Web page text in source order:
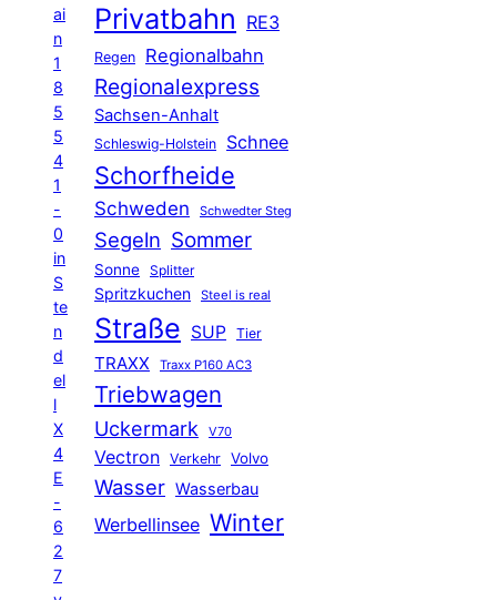
ai
n
1
8
5
5
4
1
-
0
in
S
te
n
d
el
l
X
4
E
-
6
2
7
Privatbahn RE3
Regen Regionalbahn
Regionalexpress
Sachsen-Anhalt
Schleswig-Holstein Schnee
Schorfheide
Schweden Schwedter Steg
Segeln Sommer
Sonne Splitter
Spritzkuchen Steel is real
Straße SUP Tier
TRAXX Traxx P160 AC3
Triebwagen
Uckermark V70
Vectron Verkehr Volvo
Wasser Wasserbau
Werbellinsee Winter